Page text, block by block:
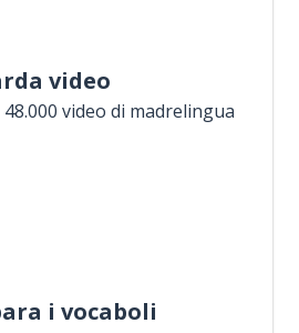
video
video di madrelingua
i vocaboli